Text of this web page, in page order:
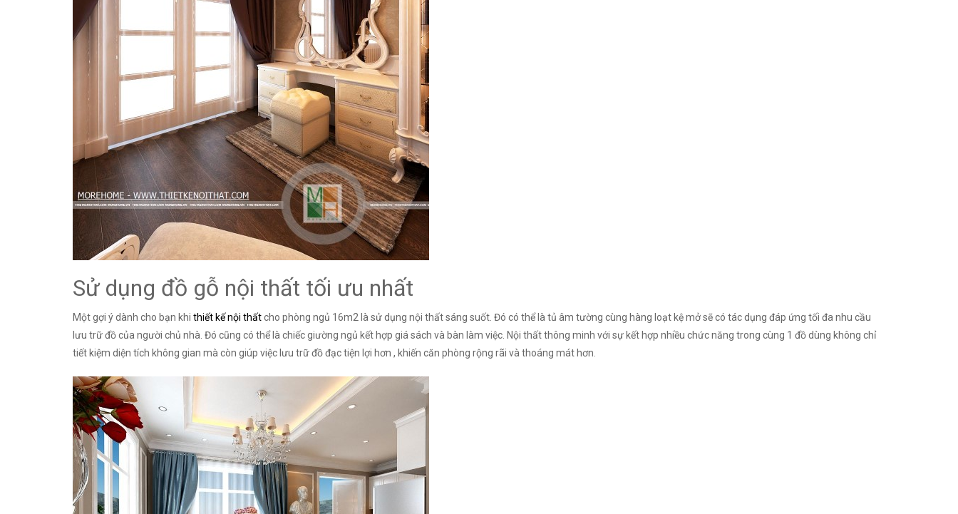
Sử dụng đồ gỗ nội thất tối ưu nhất
Một gợi ý dành cho bạn khi thiết kế nội thấtcho phòng ngủ 16m2 là sử dụng nội thất sáng suốt. Đó có thể là tủ âm tường cùng hàng loạt kệ mở sẽ có tác dụng đáp ứng tối đa nhu cầu
lưu trữ đồ của người chủ nhà. Đó cũng có thể là chiếc giường ngủ kết hợp giá sách và bàn làm việc. Nội thất thông minh với sự kết hợp nhiều chức năng trong cùng 1 đồ dùng không chỉ
tiết kiệm diện tích không gian mà còn giúp việc lưu trữ đồ đạc tiện lợi hơn , khiến căn phòng rộng rãi và thoáng mát hơn.